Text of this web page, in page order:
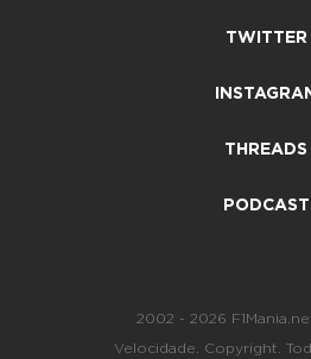
TWITTER
THREADS
PODCAST
2002 - 2026
Velocidade. Copyright.